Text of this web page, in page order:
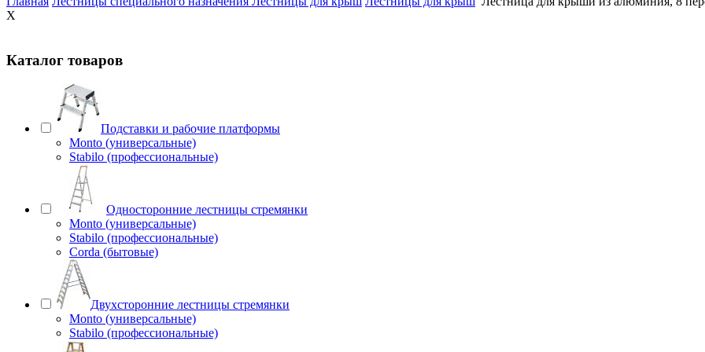
X
Каталог товаров
Подставки и рабочие платформы
Monto (универсальные)
Stabilo (профессиональные)
Односторонние лестницы стремянки
Monto (универсальные)
Stabilo (профессиональные)
Corda (бытовые)
Двухсторонние лестницы стремянки
Monto (универсальные)
Stabilo (профессиональные)